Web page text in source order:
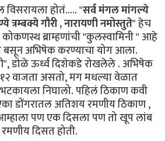
विसरायला होतं..... "सर्व मंगल मांगल्ये
त्रम्बक्ये गौरी , नारायणी नमोस्तुते" हेच
ब्राम्हणांची "कुलस्वामिनी " आहे
बसून अभिषेक करण्याचा योग आला.
डोळे ऊर्ध्व दिशेकडे रोखलेले . अभिषेक
वाजता असतो, मग मधल्या वेळात
निघालो. पहिलं ठिकाण कवी
डोंगरातल अतिशय रमणीय ठिकाण ,
पण एक दिसला पण तो खूप लांब
रमणीय दिसत होती.